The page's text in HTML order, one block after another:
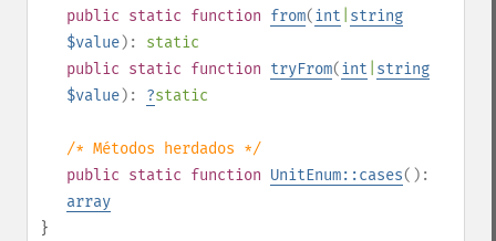
public static function from(int string
$value): static
public static function tryFrom(int string
$value): ?static
/* Métodos herdados */
public static function UnitEnum::cases():
array
}